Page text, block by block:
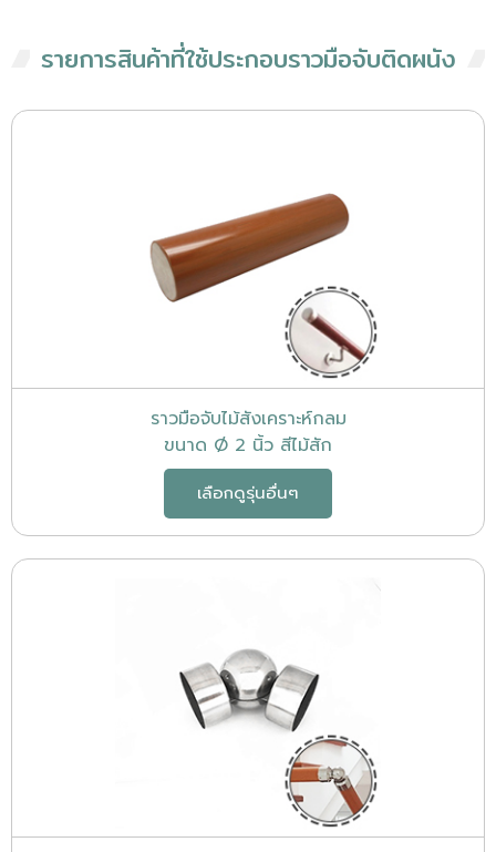
รายการสินค้าที่ใช้ประกอบราวมือจับติดผนัง
ราวมือจับไม้สังเคราะห์กลม
ขนาด Ø 2 นิ้ว สีไม้สัก
เลือกดูรุ่นอื่นๆ